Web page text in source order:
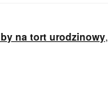
na tort urodzinowy,